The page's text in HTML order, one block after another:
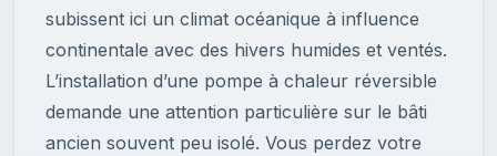
subissent ici un climat océanique à influence
continentale avec des hivers humides et ventés.
L’installation d’une pompe à chaleur réversible
demande une attention particulière sur le bâti
ancien souvent peu isolé. Vous perdez votre